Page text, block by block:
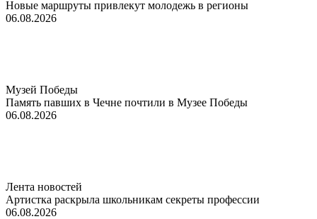
Новые маршруты привлекут молодежь в регионы
06.08.2026
Музей Победы
Память павших в Чечне почтили в Музее Победы
06.08.2026
Лента новостей
Артистка раскрыла школьникам секреты профессии
06.08.2026